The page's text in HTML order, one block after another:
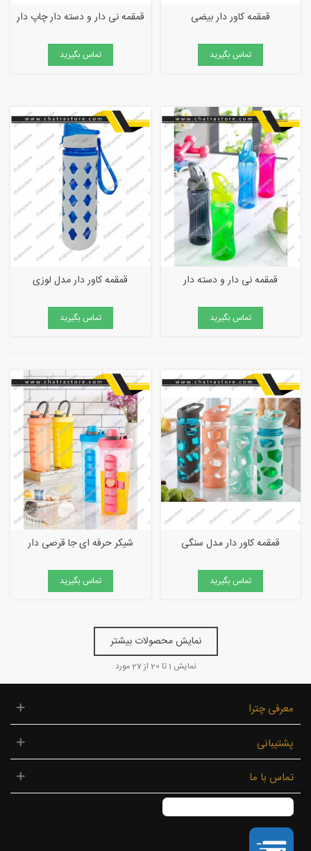
قمقمه کاور دار بیضی
تماس بگیرید
قمقمه نی دار و دسته دار چاپ دار
تماس بگیرید
قمقمه نی دار و دسته دار
تماس بگیرید
قمقمه کاور دار مدل لوزی
تماس بگیرید
قمقمه کاور دار مدل سنگی
تماس بگیرید
شیکر حرفه ای جا قرصی دار
تماس بگیرید
نمایش محصولات بیشتر
نمایش 1تا 20 از 27 مورد
معرفی چترا
پشتیبانی
تماس با ما